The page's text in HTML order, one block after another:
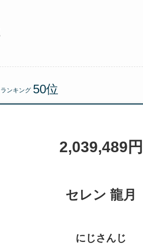
ランキング
2,039,489円
セレン 龍月
にじさんじ